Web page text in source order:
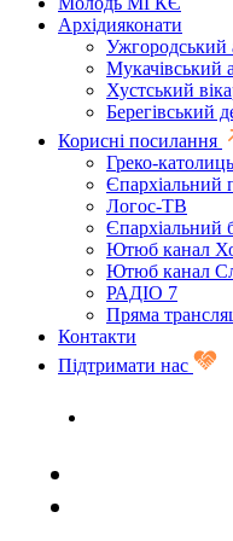
Архідияконати
Ужгородський
Мукачівський
Хустський
Берегівський
Корисні посилання
Греко-
Єпархіальний
Логос-ТВ
Єпархіальний
Ютюб канал
Ютюб канал
РАДІО 7
Пряма
Контакти
Підтримати нас